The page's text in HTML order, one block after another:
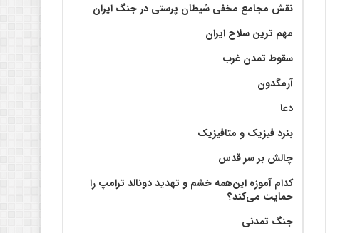
نقش مجامع مخفی شیطان پرستی در جنگ ایران
مهم ترین سلاح ایران
سقوط تمدن غرب
آرمگدون
دعا
بنرد فیزیک و متافیزیک
چالش بر سر قدس
کدام آموزه این‌همه خشم و تهدید دونالد ترامپ را
حمایت می‌کند؟
جنگ تمدنی